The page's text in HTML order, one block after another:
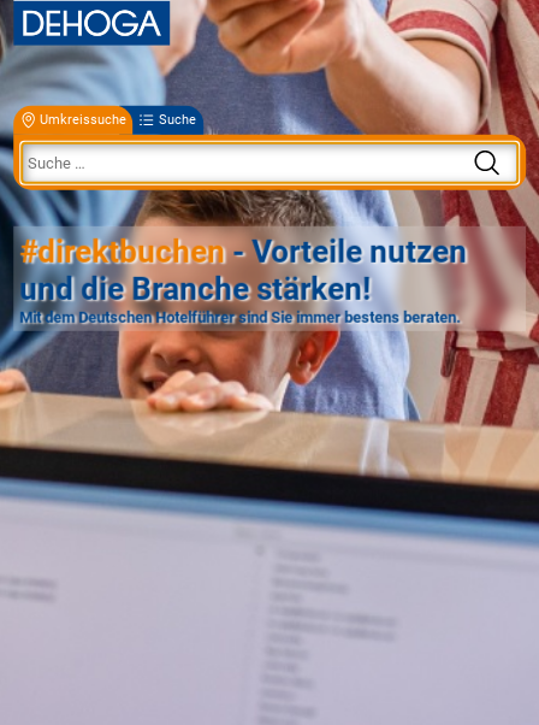
Umkreissuche Suche
#direktbuchen- Vorteile nutzen
und die Branche stärken!
Mit dem Deutschen Hotelführer sind Sie immer bestens beraten.